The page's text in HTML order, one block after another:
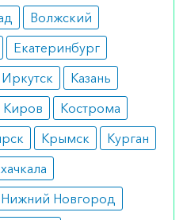
случаях
стороны картины
в монотерапии, так и
доза составляет 25-30
одни раз в неделю.
Волжский
Екатеринбург
Иркутск
Казань
Киров
Кострома
Крымск
Курган
Нижний Новгород